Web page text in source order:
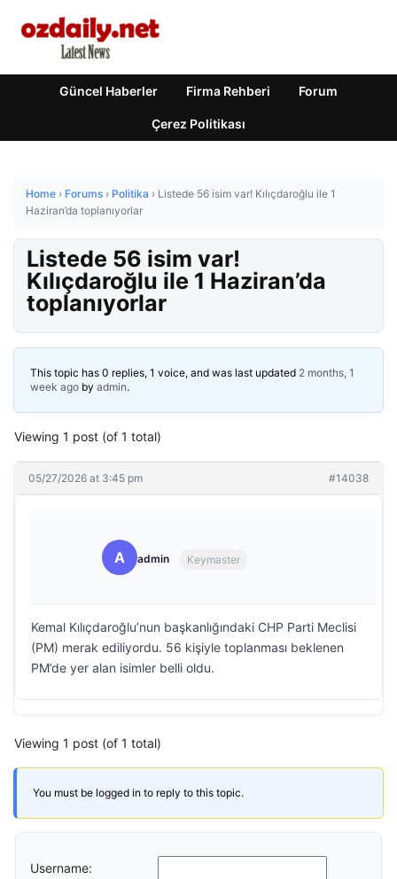
Güncel Haberler Firma Rehberi Forum
Çerez Politikası
Home › Forums › Politika › Listede 56 isim var! Kılıçdaroğlu ile 1
Haziran’da toplanıyorlar
Listede 56 isim var!
Kılıçdaroğlu ile 1 Haziran’da
toplanıyorlar
This topic has 0 replies, 1 voice, and was last updated 2 months, 1
week ago by admin.
Viewing 1 post (of 1 total)
05/27/2026 at 3:45 pm #14038
A admin Keymaster
Kemal Kılıçdaroğlu’nun başkanlığındaki CHP Parti Meclisi
(PM) merak ediliyordu. 56 kişiyle toplanması beklenen
PM’de yer alan isimler belli oldu.
Viewing 1 post (of 1 total)
You must be logged in to reply to this topic.
Username: